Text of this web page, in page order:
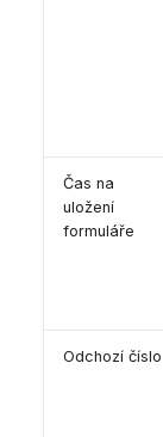
Čas na
uložení
formuláře
Odchozí číslo